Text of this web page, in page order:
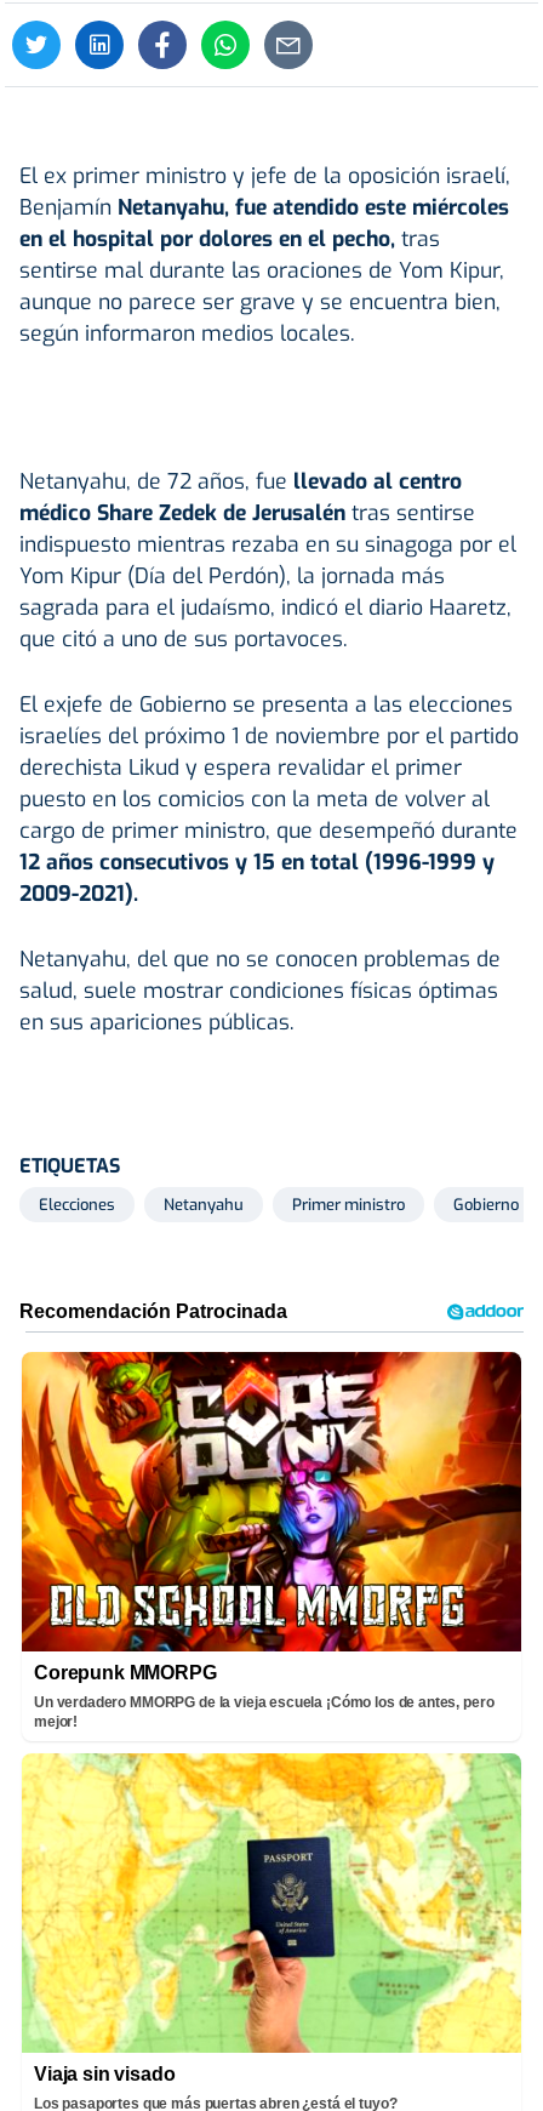
El ex primer ministro y jefe de la oposición israelí,
Benjamín Netanyahu, fue atendido este miércoles
en el hospital por dolores en el pecho, tras
sentirse mal durante las oraciones de Yom Kipur,
aunque no parece ser grave y se encuentra bien,
según informaron medios locales.
Netanyahu, de 72 años, fue llevado al centro
médico Share Zedek de Jerusalén tras sentirse
indispuesto mientras rezaba en su sinagoga por el
Yom Kipur (Día del Perdón), la jornada más
sagrada para el judaísmo, indicó el diario Haaretz,
que citó a uno de sus portavoces.
El exjefe de Gobierno se presenta a las elecciones
israelíes del próximo 1 de noviembre por el partido
derechista Likud y espera revalidar el primer
puesto en los comicios con la meta de volver al
cargo de primer ministro, que desempeñó durante
12 años consecutivos y 15 en total (1996-1999 y
2009-2021).
Netanyahu, del que no se conocen problemas de
salud, suele mostrar condiciones físicas óptimas
en sus apariciones públicas.
ETIQUETAS
Elecciones Netanyahu Primer ministro Gobierno
Corepunk MMORPG
Un verdadero MMORPG de la vieja escuela ¡Cómo los de antes, pero
mejor!
Viaja sin visado
Los pasaportes que más puertas abren ¿está el tuyo?